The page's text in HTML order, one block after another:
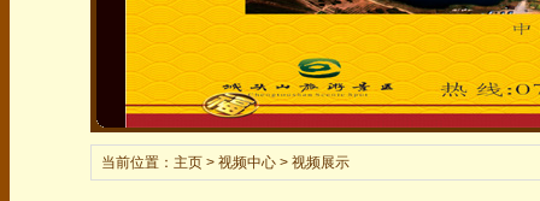
当前位置： 主页> 视频中心 > 视频展示